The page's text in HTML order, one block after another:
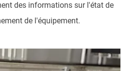
des informations sur l'état de
de l'équipement.